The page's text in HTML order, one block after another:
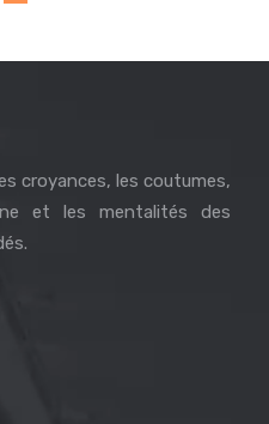
croyances, les coutumes,
et les mentalités des